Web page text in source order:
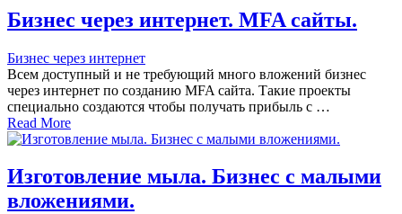
Бизнес через интернет. MFA сайты.
Бизнес через интернет
Всем доступный и не требующий много вложений бизнес
через интернет по созданию MFA сайта. Такие проекты
специально создаются чтобы получать прибыль с …
Read More
Изготовление мыла. Бизнес с малыми
вложениями.